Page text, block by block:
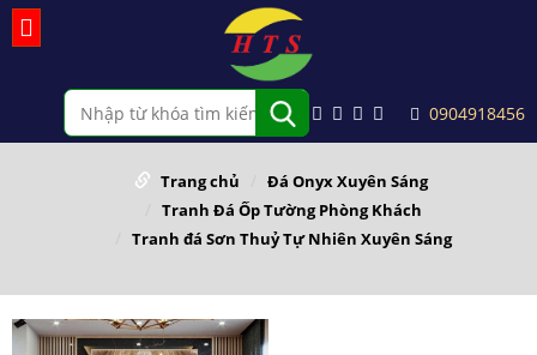
0904918456
Trang chủ
Đá Onyx Xuyên Sáng
Tranh Đá Ốp Tường Phòng Khách
Tranh đá Sơn Thuỷ Tự Nhiên Xuyên Sáng